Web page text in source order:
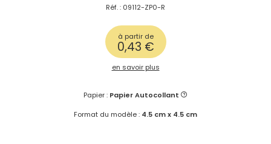
Réf. : 09112-ZP0-R
à partir de
0,43 €
en savoir plus
Papier : Papier Autocollant
Format du modèle : 4.5 cm x 4.5 cm